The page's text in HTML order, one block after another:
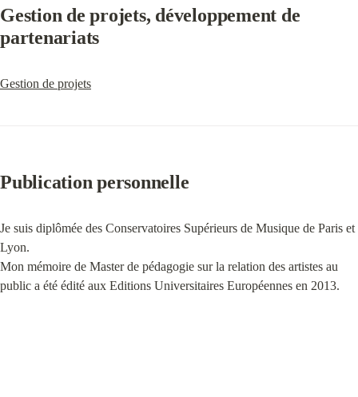
Gestion de projets, développement de
partenariats
Gestion de projets
Publication personnelle
Je suis diplômée des Conservatoires Supérieurs de Musique de Paris et
Lyon.
Mon mémoire de Master de pédagogie sur la relation des artistes au
public a été édité aux Editions Universitaires Européennes en 2013.